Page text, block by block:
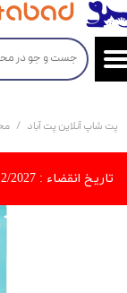
پت شاپ آنلاین پت آباد